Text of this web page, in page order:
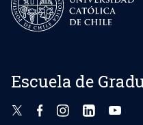
Escuela de